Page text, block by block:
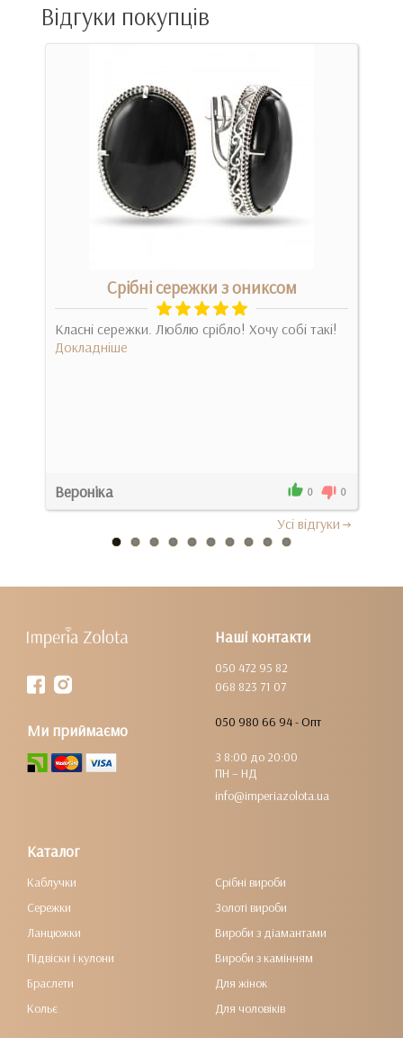
Відгуки покупців
Срібні сережки з ониксом
Класні сережки. Люблю срібло! Хочу собі такі!
Докладніше
Вероніка 0 0
Усi вiдгуки
Наші контакти
050 472 95 82
068 823 71 07
050 980 66 94 - Опт
З 8:00 до 20:00
ПН – НД
info@imperiazolota.ua
Ми приймаємо
Каталог
Каблучки
Сережки
Ланцюжки
Підвіски і кулони
Браслети
Кольє
Срібні вироби
Золоті вироби
Вироби з діамантами
Вироби з камінням
Для жінок
Для чоловіків